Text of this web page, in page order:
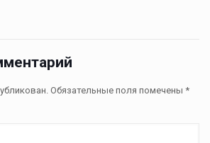
Обязательные поля помечены *